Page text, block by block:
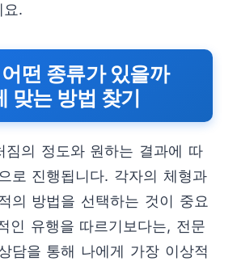
요.
떤 종류가 있을까
맞는 방법 찾기
짐의 정도와 원하는 결과에 따
로 진행됩니다. 각자의 체형과
의 방법을 선택하는 것이 중요
인 유행을 따르기보다는, 전문
담을 통해 나에게 가장 이상적